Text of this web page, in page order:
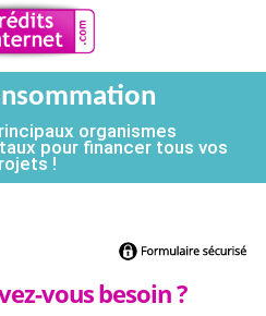
organismes
pour financer tous vos
!